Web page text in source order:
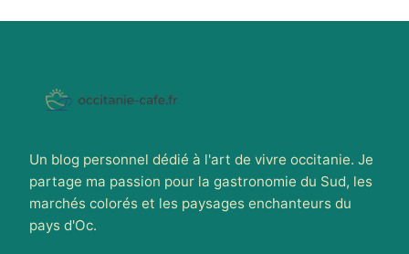
Un blog personnel dédié à l'art de vivre occitanie. Je
partage ma passion pour la gastronomie du Sud, les
marchés colorés et les paysages enchanteurs du
pays d'Oc.